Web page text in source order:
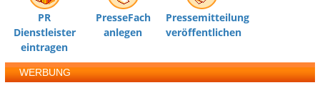
PR
Dienstleister
eintragen
PresseFach
anlegen
Pressemitteilung
veröffentlichen
WERBUNG